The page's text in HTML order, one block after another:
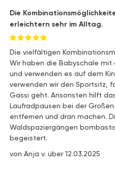
Die
erleichtern sehr im Alltag.
Die vielfältigen
Wir haben die Babyschale mit
und verwenden es auf dem
verwenden wir den Sportsitz,
Gassi geht. Ansonsten hilft
Laufradpausen bei der
entfernen und dran machen.
Waldspaziergängen
begeistert.
von Anja v. über12.03.2025